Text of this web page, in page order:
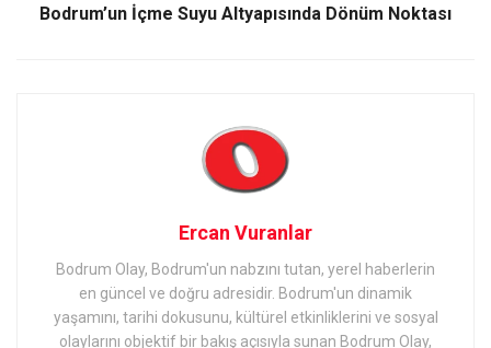
Bodrum’un İçme Suyu Altyapısında Dönüm Noktası
Ercan Vuranlar
Bodrum Olay, Bodrum'un nabzını tutan, yerel haberlerin
en güncel ve doğru adresidir. Bodrum'un dinamik
yaşamını, tarihi dokusunu, kültürel etkinliklerini ve sosyal
olaylarını objektif bir bakış açısıyla sunan Bodrum Olay,